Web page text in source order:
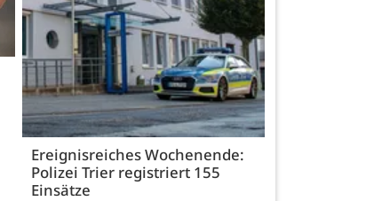
Ereignisreiches Wochenende:
Polizei Trier registriert 155
Einsätze